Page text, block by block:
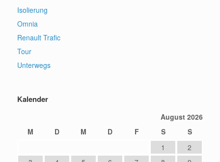
Isolierung
Omnia
Renault Trafic
Tour
Unterwegs
Kalender
August 2026
M
D M D F S
S
1
2